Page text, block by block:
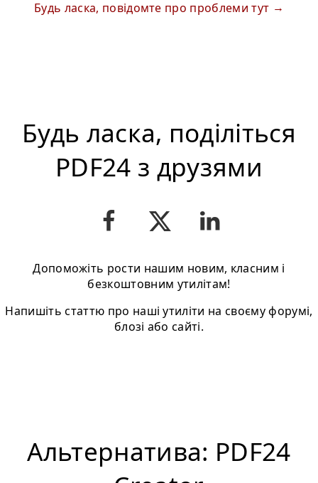
Будь ласка, повідомте про проблеми тут
Будь ласка, поділіться
PDF24 з друзями
Допоможіть рости нашим новим, класним і
безкоштовним утилітам!
Напишіть статтю про нашi утиліти на своєму форумі,
блозі або сайті.
Альтернатива: PDF24